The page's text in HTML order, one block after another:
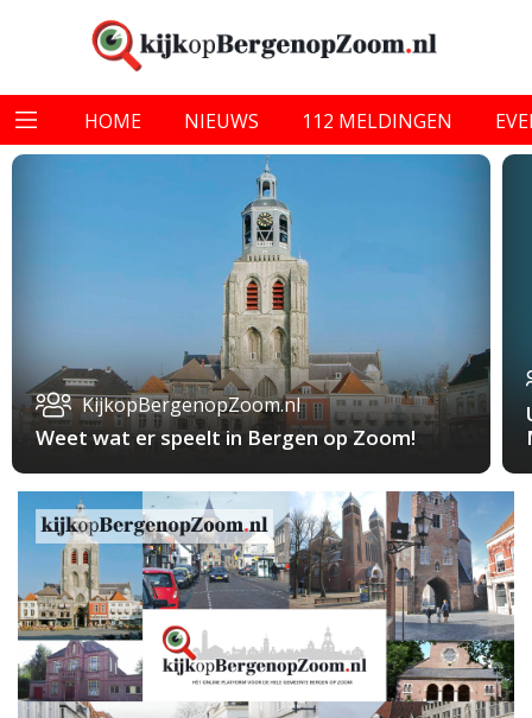
HOME NIEUWS 112 MELDINGEN
KijkopBergenopZoom.nl
Weet wat er speelt in Bergen op Zoom!